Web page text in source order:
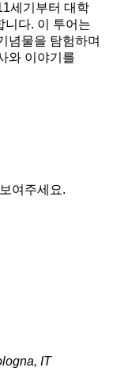
세기부터 대학
니다. 이 투어는
념물을 탐험하며
와 이야기를
여주세요.
IT